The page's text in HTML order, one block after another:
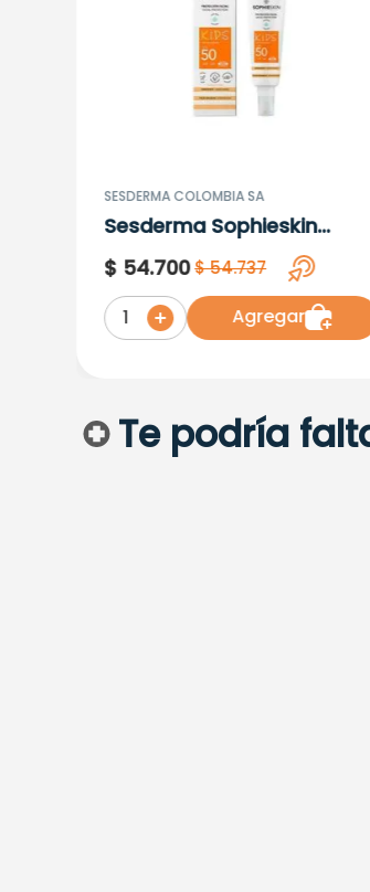
SESDERMA COLOMBIA SA
Sesderma Sophieskin
Proteccion Facial Kids
Hypoallergenic Spf 500
Moisturising
$ 54.700$54.737
1 Agregar
Te podría